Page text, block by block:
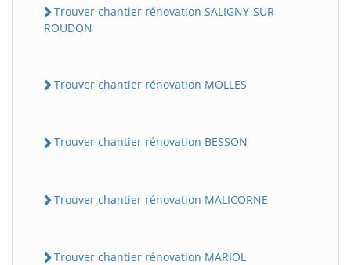
Trouver chantier rénovation SALIGNY-SUR-
ROUDON
Trouver chantier rénovation MOLLES
Trouver chantier rénovation BESSON
Trouver chantier rénovation MALICORNE
Trouver chantier rénovation MARIOL